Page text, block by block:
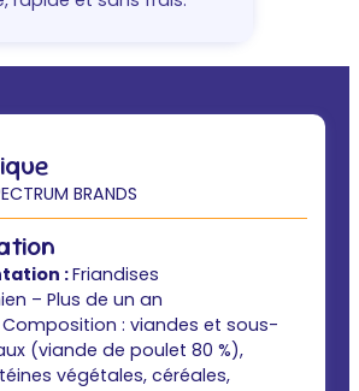
BRANDS
:Friandises
– Plus de un an
Composition : viandes et sous-
(viande de poulet 80 %),
végétales, céréales,